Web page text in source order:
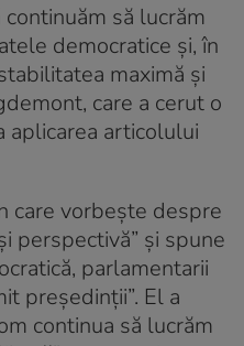
să lucrăm
democratice și, în
maximă și
care a cerut o
aplicarea articolului
care vorbește despre
perspectivă” și spune
parlamentarii
președinții”. El a
continua să lucrăm